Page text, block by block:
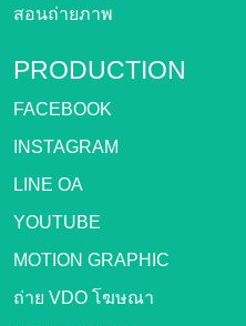
สอนถ่ายภาพ
PRODUCTION
FACEBOOK
INSTAGRAM
LINE OA
YOUTUBE
MOTION GRAPHIC
ถ่าย VDO โฆษณา